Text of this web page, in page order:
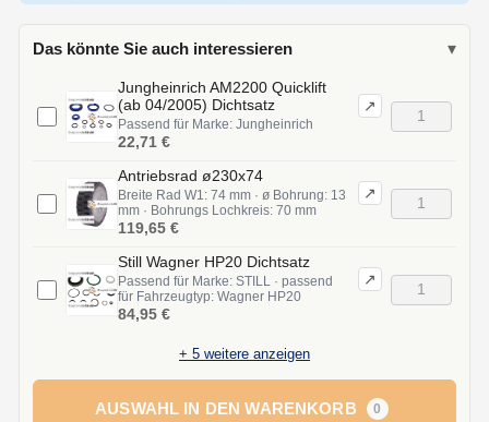
Das könnte Sie auch interessieren ▾
Jungheinrich AM2200 Quicklift
(ab 04/2005) Dichtsatz
Passend für Marke: Jungheinrich
↗
22,71 €
Antriebsrad ø230x74
Breite Rad W1: 74 mm · ø Bohrung: 13
mm · Bohrungs Lochkreis: 70 mm
↗
119,65 €
Still Wagner HP20 Dichtsatz
Passend für Marke: STILL · passend
für Fahrzeugtyp: Wagner HP20
↗
84,95 €
+ 5 weitere anzeigen
AUSWAHL IN DEN WARENKORB 0